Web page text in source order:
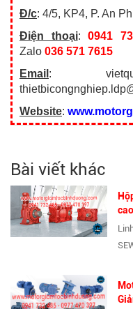
Đ/c: 4/5, KP4, P. An
Điện thoại:0941
Zalo 036 571 7615
Email :
Website:
Bài viết khác